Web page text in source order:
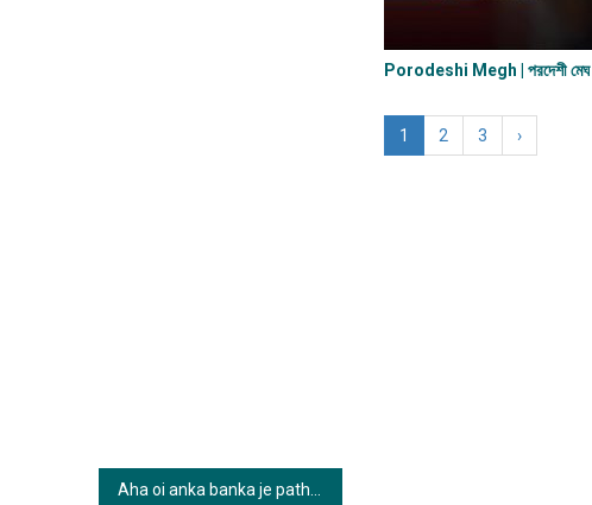
Porodeshi Megh | পরদেশী মেঘ
1 2 3 ›